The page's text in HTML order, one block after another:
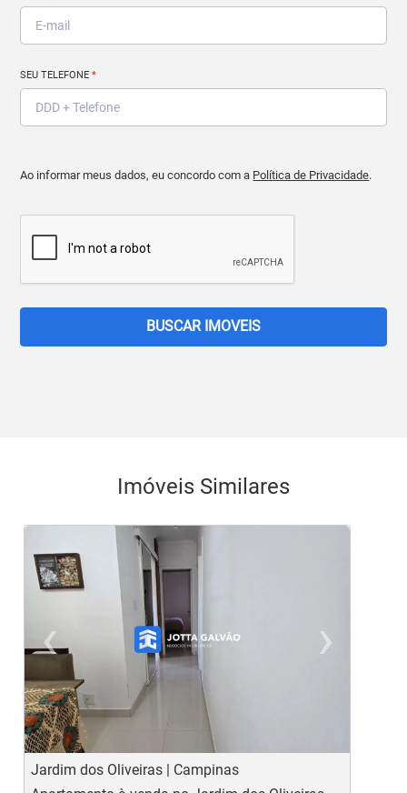
SEU TELEFONE*
Ao informar meus dados, eu concordo com a Política de Privacidade.
BUSCAR IMOVEIS
Imóveis Similares
‹
Previous
›
Jardim dos Oliveiras | Campinas